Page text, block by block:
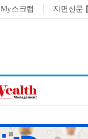
My스크랩 지면신문